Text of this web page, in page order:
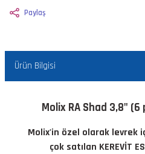
Paylaş
Ürün Bilgisi
Molix RA Shad 3,8"
Molix'in özel olarak levrek
çok satılan KEREVİT